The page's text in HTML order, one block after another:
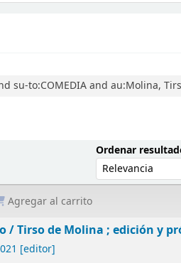
su-to:COMEDIA and au:Molina,
Ordenar
Agregar al carrito
/Tirso de Molina ; edición y
[editor]